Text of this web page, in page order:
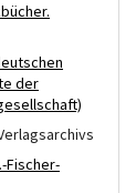
der
Fischer-